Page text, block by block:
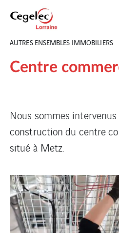
AUTRES ENSEMBLES IMMOBILIERS
Centre
Nous sommes
construction du centre
situé à Metz.